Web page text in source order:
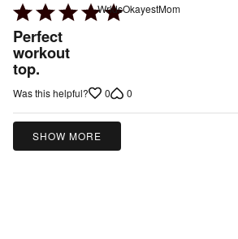
Rated
5
out
of
5
Perfect
workout
top.
WrldsOkayestMom
Was this helpful? 0 0
SHOW MORE